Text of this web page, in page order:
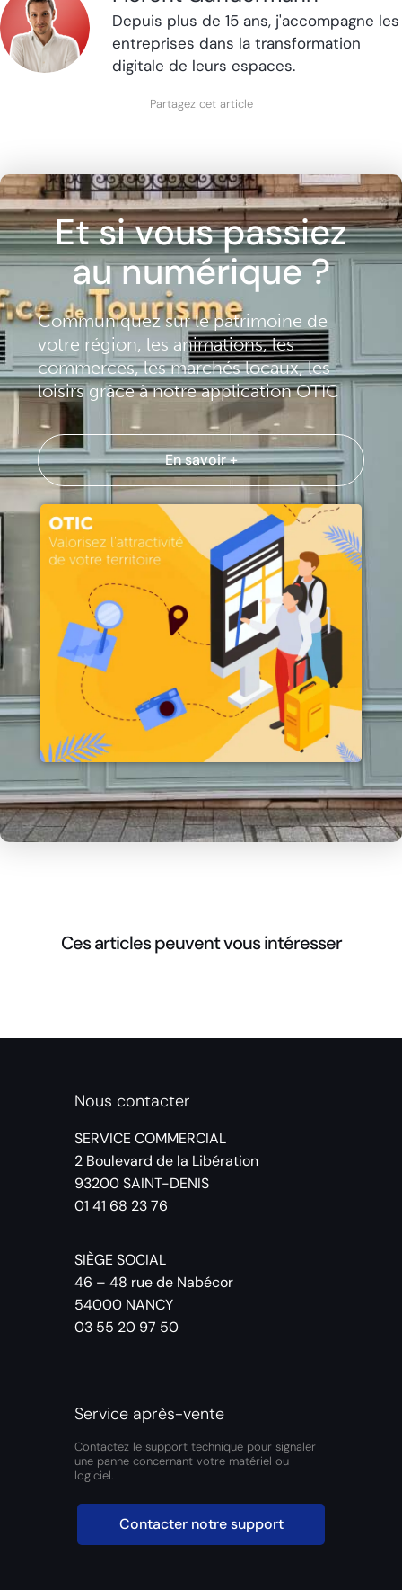
Depuis plus de 15 ans, j'accompagne les
entreprises dans la transformation
digitale de leurs espaces.
Partagez cet article
Et si vous passiez
au numérique ?
Communiquez sur le patrimoine de
votre région, les animations, les
commerces, les marchés locaux, les
loisirs grâce à notre application OTIC
En savoir +
Ces articles peuvent vous intéresser
Nous contacter
SERVICE COMMERCIAL
2 Boulevard de la Libération
93200 SAINT-DENIS
01 41 68 23 76
SIÈGE SOCIAL
46 – 48 rue de Nabécor
54000 NANCY
03 55 20 97 50
Service après-vente
Contactez le support technique pour signaler
une panne concernant votre matériel ou
logiciel.
Contacter notre support